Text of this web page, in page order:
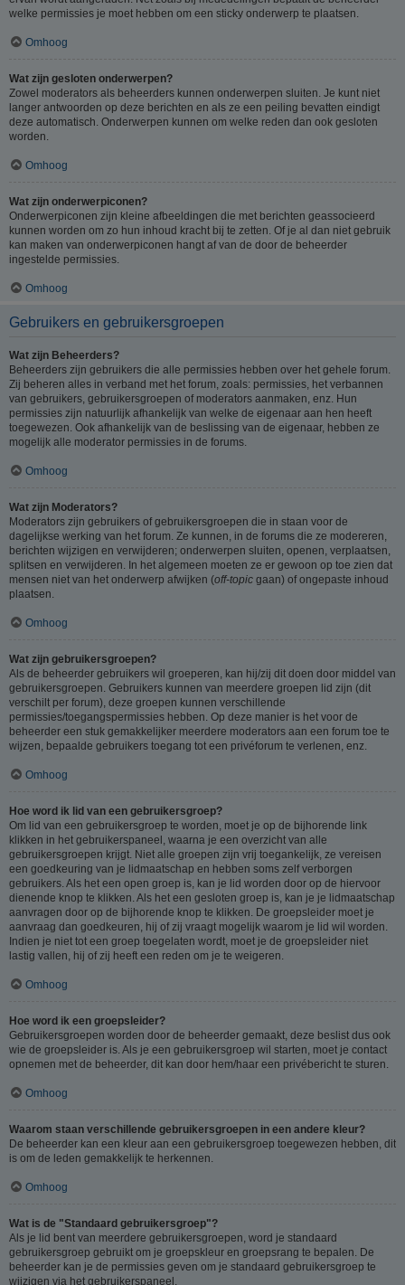
welke permissies je moet hebben om een sticky onderwerp te plaatsen.
Omhoog
Wat zijn gesloten onderwerpen?
Zowel moderators als beheerders kunnen onderwerpen sluiten. Je kunt niet
langer antwoorden op deze berichten en als ze een peiling bevatten eindigt
deze automatisch. Onderwerpen kunnen om welke reden dan ook gesloten
worden.
Omhoog
Wat zijn onderwerpiconen?
Onderwerpiconen zijn kleine afbeeldingen die met berichten geassocieerd
kunnen worden om zo hun inhoud kracht bij te zetten. Of je al dan niet gebruik
kan maken van onderwerpiconen hangt af van de door de beheerder
ingestelde permissies.
Omhoog
Gebruikers en gebruikersgroepen
Wat zijn Beheerders?
Beheerders zijn gebruikers die alle permissies hebben over het gehele forum.
Zij beheren alles in verband met het forum, zoals: permissies, het verbannen
van gebruikers, gebruikersgroepen of moderators aanmaken, enz. Hun
permissies zijn natuurlijk afhankelijk van welke de eigenaar aan hen heeft
toegewezen. Ook afhankelijk van de beslissing van de eigenaar, hebben ze
mogelijk alle moderator permissies in de forums.
Omhoog
Wat zijn Moderators?
Moderators zijn gebruikers of gebruikersgroepen die in staan voor de
dagelijkse werking van het forum. Ze kunnen, in de forums die ze modereren,
berichten wijzigen en verwijderen; onderwerpen sluiten, openen, verplaatsen,
splitsen en verwijderen. In het algemeen moeten ze er gewoon op toe zien dat
mensen niet van het onderwerp afwijken (off-topic gaan) of ongepaste inhoud
plaatsen.
Omhoog
Wat zijn gebruikersgroepen?
Als de beheerder gebruikers wil groeperen, kan hij/zij dit doen door middel van
gebruikersgroepen. Gebruikers kunnen van meerdere groepen lid zijn (dit
verschilt per forum), deze groepen kunnen verschillende
permissies/toegangspermissies hebben. Op deze manier is het voor de
beheerder een stuk gemakkelijker meerdere moderators aan een forum toe te
wijzen, bepaalde gebruikers toegang tot een privéforum te verlenen, enz.
Omhoog
Hoe word ik lid van een gebruikersgroep?
Om lid van een gebruikersgroep te worden, moet je op de bijhorende link
klikken in het gebruikerspaneel, waarna je een overzicht van alle
gebruikersgroepen krijgt. Niet alle groepen zijn vrij toegankelijk, ze vereisen
een goedkeuring van je lidmaatschap en hebben soms zelf verborgen
gebruikers. Als het een open groep is, kan je lid worden door op de hiervoor
dienende knop te klikken. Als het een gesloten groep is, kan je je lidmaatschap
aanvragen door op de bijhorende knop te klikken. De groepsleider moet je
aanvraag dan goedkeuren, hij of zij vraagt mogelijk waarom je lid wil worden.
Indien je niet tot een groep toegelaten wordt, moet je de groepsleider niet
lastig vallen, hij of zij heeft een reden om je te weigeren.
Omhoog
Hoe word ik een groepsleider?
Gebruikersgroepen worden door de beheerder gemaakt, deze beslist dus ook
wie de groepsleider is. Als je een gebruikersgroep wil starten, moet je contact
opnemen met de beheerder, dit kan door hem/haar een privébericht te sturen.
Omhoog
Waarom staan verschillende gebruikersgroepen in een andere kleur?
De beheerder kan een kleur aan een gebruikersgroep toegewezen hebben, dit
is om de leden gemakkelijk te herkennen.
Omhoog
Wat is de "Standaard gebruikersgroep"?
Als je lid bent van meerdere gebruikersgroepen, word je standaard
gebruikersgroep gebruikt om je groepskleur en groepsrang te bepalen. De
beheerder kan je de permissies geven om je standaard gebruikersgroep te
wijzigen via het gebruikerspaneel.